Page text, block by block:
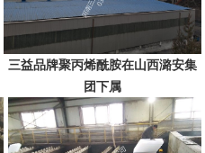
三益品牌聚丙烯酰胺在山西潞安集
团下属